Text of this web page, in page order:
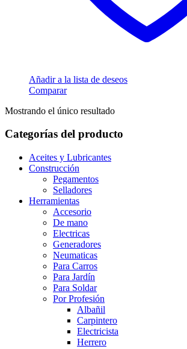
Añadir a la lista de deseos
Comparar
Mostrando el único resultado
Categorías del producto
Aceites y Lubricantes
Construcción
Pegamentos
Selladores
Herramientas
Accesorio
De mano
Electricas
Generadores
Neumaticas
Para Carros
Para Jardín
Para Soldar
Por Profesión
Albañil
Carpintero
Electricista
Herrero